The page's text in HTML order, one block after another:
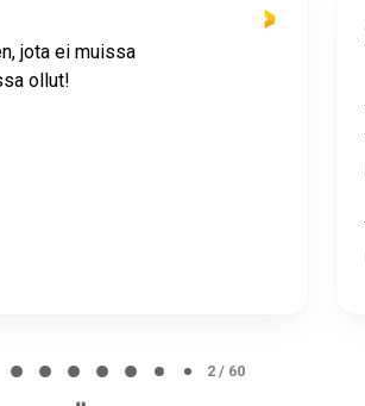
jota ei muissa
ollut!
2 / 60